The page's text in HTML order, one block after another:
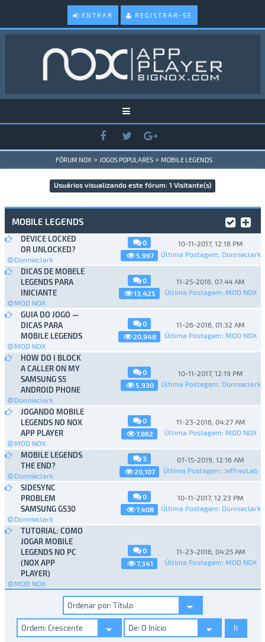
ENTRAR REGISTRAR-SE
FÓRUM NOX > JOGOS POPULARES > MOBILE LEGENDS
Usuários visualizando este fórum: 1 Visitante(s)
MOBILE LEGENDS
DEVICE LOCKED
OR UNLOCKED?
Donnieclark
0
5,997
10-11-2017, 12:18 PM
Última Postagem: Donnieclark
DICAS DE MOBELE
LEGENDS PARA
INICIANTE
MOD NOX
0
13,425
11-25-2016, 07:44 AM
Última Postagem: MOD NOX
GUIA DO JOGO —
DICAS PARA
MOBILE LEGENDS
MOD NOX
0
20,948
11-26-2016, 01:32 AM
Última Postagem: MOD NOX
HOW DO I BLOCK
A CALLER ON MY
SAMSUNG S5
ANDROID PHONE
Donnieclark
0
5,930
10-11-2017, 12:19 PM
Última Postagem: Donnieclark
JOGANDO MOBILE
LEGENDS NO NOX
APP PLAYER
MOD NOX
0
7,862
11-23-2016, 04:27 AM
Última Postagem: MOD NOX
MOBILE LEGENDS
THE END?
Donnieclark
3
20,107
07-15-2019, 12:16 AM
Última Postagem: JeffreyLab
SIDESYNC
PROBLEM
SAMSUNG G530
Donnieclark
0
7,408
10-11-2017, 12:23 PM
Última Postagem: Donnieclark
TUTORIAL: COMO
JOGAR MOBILE
LEGENDS NO PC
(NOX APP
PLAYER)
MOD NOX
0
7,341
11-23-2016, 04:25 AM
Última Postagem: MOD NOX